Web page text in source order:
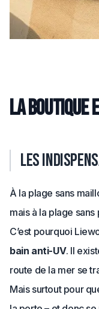
La boutique
Les
À la plage sans
mais à la plage
C’est pourquoi
bain anti-UV. Il
route de la mer se
Mais surtout pour